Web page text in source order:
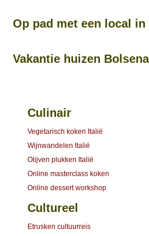
Op pad met een local in
Vakantie huizen Bolsena
Culinair
Vegetarisch koken Italië
Wijnwandelen Italië
Olijven plukken Italië
Online masterclass koken
Online dessert workshop
Cultureel
Etrusken cultuurreis